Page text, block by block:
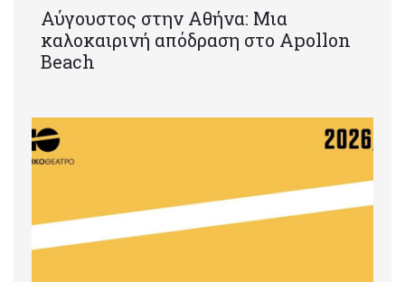
Αύγουστος στην Αθήνα: Μια
καλοκαιρινή απόδραση στο Apollon
Beach